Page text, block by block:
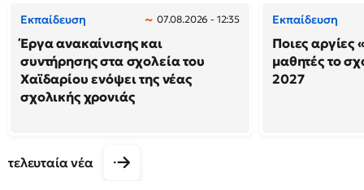
Εκπαίδευση 07.08.2026 - 12:35
Έργα ανακαίνισης και
συντήρησης στα σχολεία του
Χαϊδαρίου ενόψει της νέας
σχολικής χρονιάς
Εκπαίδευση
Ποιες αργίες
μαθητές το
2027
τελευταία νέα